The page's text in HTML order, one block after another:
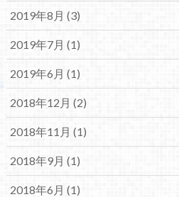
2019年8月 (3)
2019年7月 (1)
2019年6月 (1)
2018年12月 (2)
2018年11月 (1)
2018年9月 (1)
2018年6月 (1)